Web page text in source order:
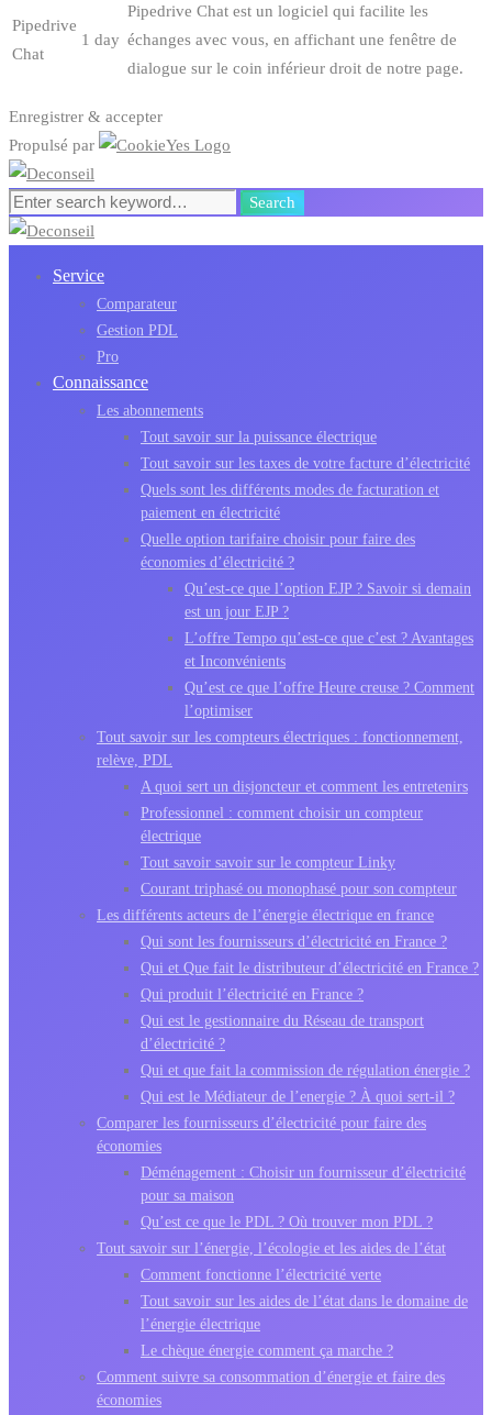
Pipedrive
Chat
1 day
Pipedrive Chat est un logiciel qui facilite les
échanges avec vous, en affichant une fenêtre de
dialogue sur le coin inférieur droit de notre page.
Enregistrer & accepter
Propulsé par
Search
for:
Search
Service
Comparateur
Gestion PDL
Pro
Connaissance
Les abonnements
Tout savoir sur la puissance électrique
Tout savoir sur les taxes de votre facture d’électricité
Quels sont les différents modes de facturation et
paiement en électricité
Quelle option tarifaire choisir pour faire des
économies d’électricité ?
Qu’est-ce que l’option EJP ? Savoir si demain
est un jour EJP ?
L’offre Tempo qu’est-ce que c’est ? Avantages
et Inconvénients
Qu’est ce que l’offre Heure creuse ? Comment
l’optimiser
Tout savoir sur les compteurs électriques : fonctionnement,
relève, PDL
A quoi sert un disjoncteur et comment les entretenirs
Professionnel : comment choisir un compteur
électrique
Tout savoir savoir sur le compteur Linky
Courant triphasé ou monophasé pour son compteur
Les différents acteurs de l’énergie électrique en france
Qui sont les fournisseurs d’électricité en France ?
Qui et Que fait le distributeur d’électricité en France ?
Qui produit l’électricité en France ?
Qui est le gestionnaire du Réseau de transport
d’électricité ?
Qui et que fait la commission de régulation énergie ?
Qui est le Médiateur de l’energie ? À quoi sert-il ?
Comparer les fournisseurs d’électricité pour faire des
économies
Déménagement : Choisir un fournisseur d’électricité
pour sa maison
Qu’est ce que le PDL ? Où trouver mon PDL ?
Tout savoir sur l’énergie, l’écologie et les aides de l’état
Comment fonctionne l’électricité verte
Tout savoir sur les aides de l’état dans le domaine de
l’énergie électrique
Le chèque énergie comment ça marche ?
Comment suivre sa consommation d’énergie et faire des
économies